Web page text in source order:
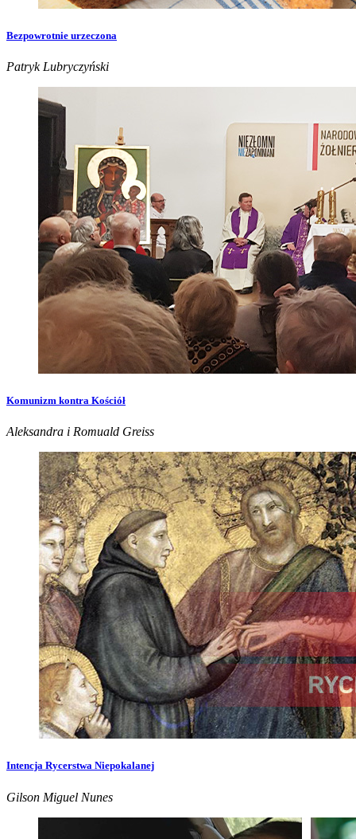
Bezpowrotnie urzeczona
Patryk Lubryczyński
Komunizm kontra Kościół
Aleksandra i Romuald Greiss
Intencja Rycerstwa Niepokalanej
Gilson Miguel Nunes